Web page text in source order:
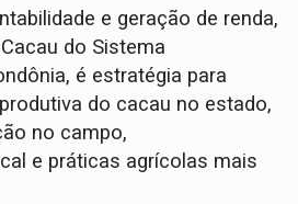
e geração de renda,
do Sistema
é estratégia para
do cacau no estado,
no campo,
e práticas agrícolas mais